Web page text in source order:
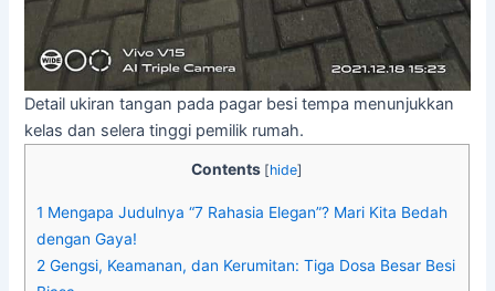
Detail ukiran tangan pada pagar besi tempa menunjukkan
kelas dan selera tinggi pemilik rumah.
Contents [hide]
1 Mengapa Judulnya “7 Rahasia Elegan”? Mari Kita Bedah
dengan Gaya!
2 Gengsi, Keamanan, dan Kerumitan: Tiga Dosa Besar Besi